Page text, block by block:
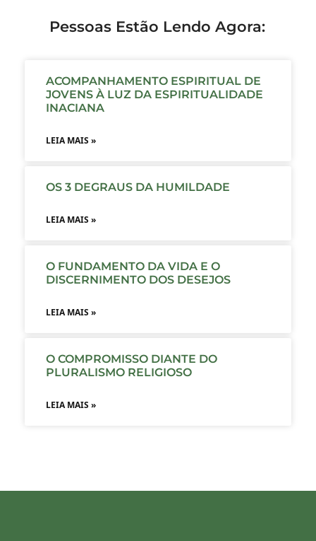
Pessoas Estão Lendo Agora:
ACOMPANHAMENTO ESPIRITUAL DE
JOVENS À LUZ DA ESPIRITUALIDADE
INACIANA
LEIA MAIS »
OS 3 DEGRAUS DA HUMILDADE
LEIA MAIS »
O FUNDAMENTO DA VIDA E O
DISCERNIMENTO DOS DESEJOS
LEIA MAIS »
O COMPROMISSO DIANTE DO
PLURALISMO RELIGIOSO
LEIA MAIS »